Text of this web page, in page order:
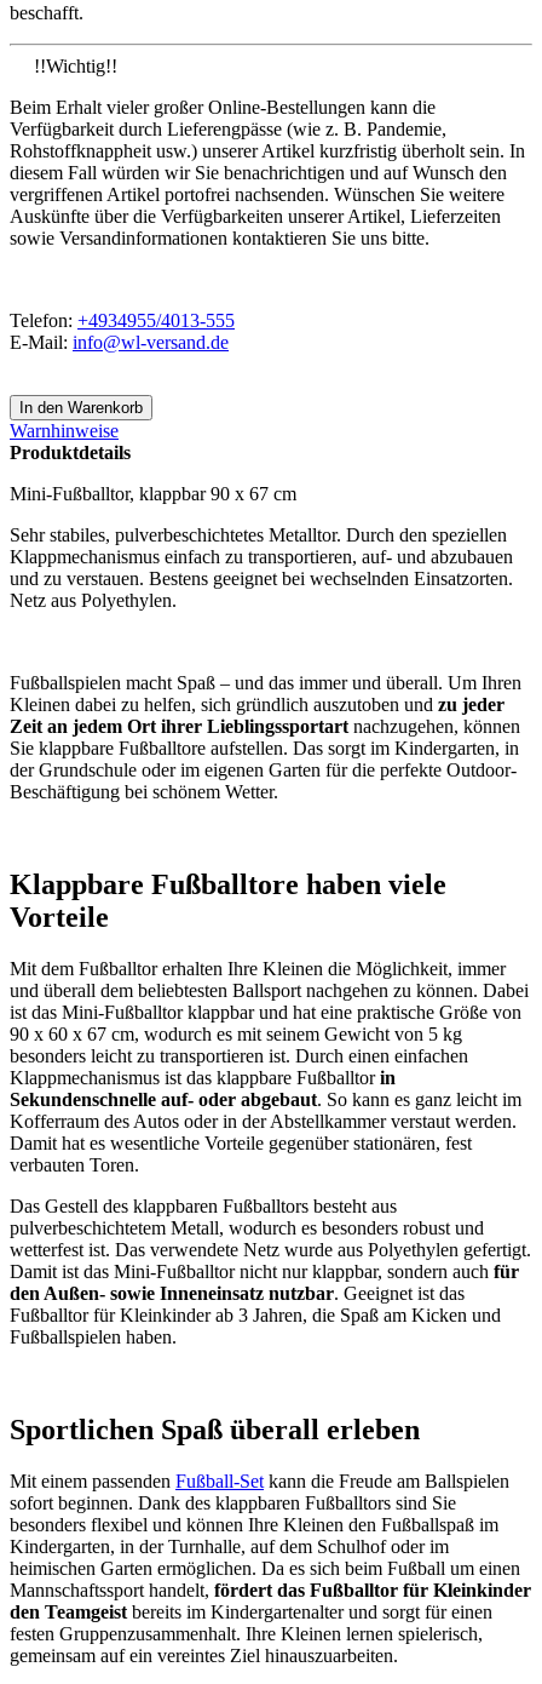
beschafft.
!!Wichtig!!
Beim Erhalt vieler großer Online-Bestellungen kann die
Verfügbarkeit durch Lieferengpässe (wie z. B. Pandemie,
Rohstoffknappheit usw.) unserer Artikel kurzfristig überholt sein. In
diesem Fall würden wir Sie benachrichtigen und auf Wunsch den
vergriffenen Artikel portofrei nachsenden. Wünschen Sie weitere
Auskünfte über die Verfügbarkeiten unserer Artikel, Lieferzeiten
sowie Versandinformationen kontaktieren Sie uns bitte.
Telefon: +4934955/4013-555
E-Mail: info@wl-versand.de
Warnhinweise
Produktdetails
Mini-Fußballtor, klappbar 90 x 67 cm
Sehr stabiles, pulverbeschichtetes Metalltor. Durch den speziellen
Klappmechanismus einfach zu transportieren, auf- und abzubauen
und zu verstauen. Bestens geeignet bei wechselnden Einsatzorten.
Netz aus Polyethylen.
Fußballspielen macht Spaß – und das immer und überall. Um Ihren
Kleinen dabei zu helfen, sich gründlich auszutoben und zu jeder
Zeit an jedem Ort ihrer Lieblingssportart nachzugehen, können
Sie klappbare Fußballtore aufstellen. Das sorgt im Kindergarten, in
der Grundschule oder im eigenen Garten für die perfekte Outdoor-
Beschäftigung bei schönem Wetter.
Klappbare Fußballtore haben viele
Vorteile
Mit dem Fußballtor erhalten Ihre Kleinen die Möglichkeit, immer
und überall dem beliebtesten Ballsport nachgehen zu können. Dabei
ist das Mini-Fußballtor klappbar und hat eine praktische Größe von
90 x 60 x 67 cm, wodurch es mit seinem Gewicht von 5 kg
besonders leicht zu transportieren ist. Durch einen einfachen
Klappmechanismus ist das klappbare Fußballtorin
Sekundenschnelle auf- oder abgebaut. So kann es ganz leicht im
Kofferraum des Autos oder in der Abstellkammer verstaut werden.
Damit hat es wesentliche Vorteile gegenüber stationären, fest
verbauten Toren.
Das Gestell des klappbaren Fußballtors besteht aus
pulverbeschichtetem Metall, wodurch es besonders robust und
wetterfest ist. Das verwendete Netz wurde aus Polyethylen gefertigt.
Damit ist das Mini-Fußballtor nicht nur klappbar, sondern auch für
den Außen- sowie Inneneinsatz nutzbar. Geeignet ist das
Fußballtor für Kleinkinder ab 3 Jahren, die Spaß am Kicken und
Fußballspielen haben.
Sportlichen Spaß überall erleben
Mit einem passenden Fußball-Set kann die Freude am Ballspielen
sofort beginnen. Dank des klappbaren Fußballtors sind Sie
besonders flexibel und können Ihre Kleinen den Fußballspaß im
Kindergarten, in der Turnhalle, auf dem Schulhof oder im
heimischen Garten ermöglichen. Da es sich beim Fußball um einen
Mannschaftssport handelt, fördert das Fußballtor für Kleinkinder
den Teamgeist bereits im Kindergartenalter und sorgt für einen
festen Gruppenzusammenhalt. Ihre Kleinen lernen spielerisch,
gemeinsam auf ein vereintes Ziel hinauszuarbeiten.